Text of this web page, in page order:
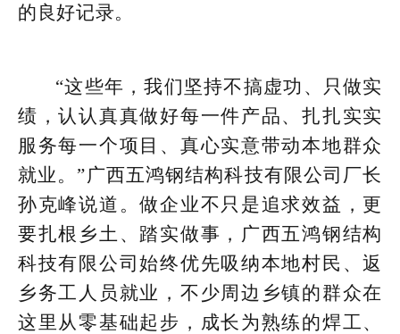
的良好记录。
“这些年，我们坚持不搞虚功、只做实
绩，认认真真做好每一件产品、扎扎实实
服务每一个项目、真心实意带动本地群众
就业。”广西五鸿钢结构科技有限公司厂长
孙克峰说道。做企业不只是追求效益，更
要扎根乡土、踏实做事，广西五鸿钢结构
科技有限公司始终优先吸纳本地村民、返
乡务工人员就业，不少周边乡镇的群众在
这里从零基础起步，成长为熟练的焊工、